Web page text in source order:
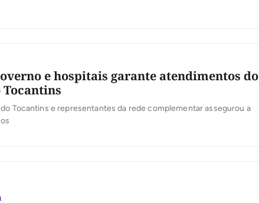
e hospitais garante atendimentos do
Tocantins
Tocantins e representantes da rede complementar assegurou a